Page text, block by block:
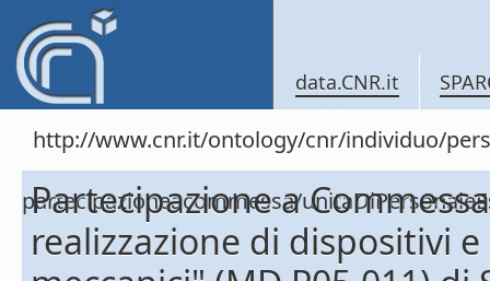
data.CNR.it
http://www.cnr.it/ontology/cnr/individuo/
partecipazioneacommessa/
Partecipazione a
realizzazione di dispositivi